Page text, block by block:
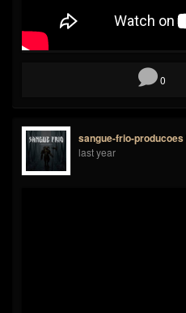
0
sangue-frio-producoes
last year